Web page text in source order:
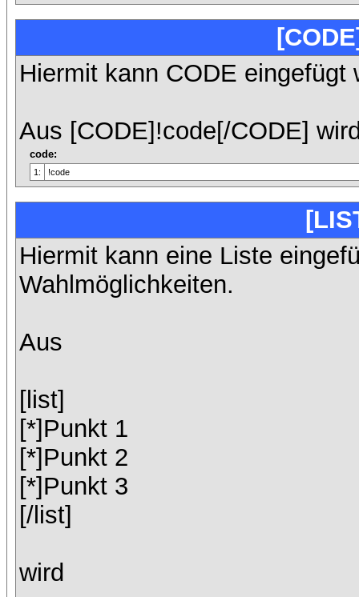
Hiermit kann CODE eingefügt
Aus [CODE]!code[/CODE]
code:
1: !code
Hiermit kann eine Liste
Wahlmöglichkeiten.
Aus
[list]
[*]Punkt 1
[*]Punkt 2
[*]Punkt 3
[/list]
wird